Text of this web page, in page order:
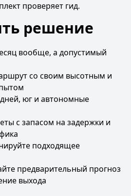
проверяет гид.
решение
вообще, а допустимый
со своим высотным и
юг и автономные
с запасом на задержки и
подходящее
предварительный прогноз
выхода